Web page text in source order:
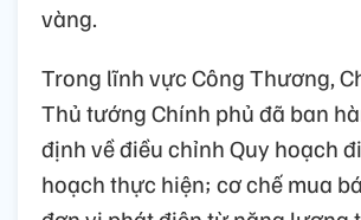
vàng.
Trong lĩnh vực Công Thương,
Thủ tướng Chính phủ đã ban
định về điều chỉnh Quy hoạch
hoạch thực hiện; cơ chế mua